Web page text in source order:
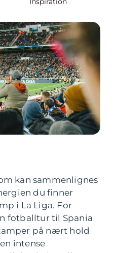
kan sammenlignes
du finner
i La Liga. For
fotballtur til Spania
på nært hold
intense